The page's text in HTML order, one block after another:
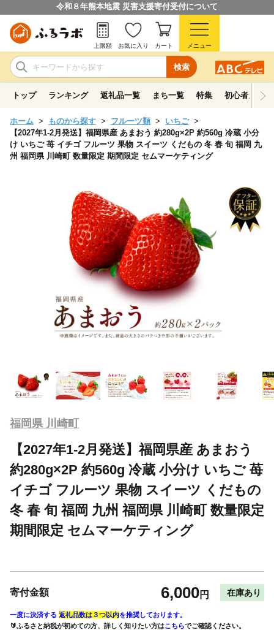
令和８年熊本地震 災害支援寄付受付について
検索
上限額 お気に入り カート メニュー
トップ ランキング 返礼品一覧 まち一覧 特集 初心者ガイド
ホーム ものから探す フルーツ類
いちご
【2027年1-2月発送】福岡県産 あまおう 約280g×2P 約560g 冷蔵 小分
け いちご 苺 イチゴ フルーツ 果物 スイーツ くだもの 冬 春 旬 福岡 九
州 福岡県 川崎町 数量限定 期間限定 セムマーケティング
福岡県 川崎町
【2027年1-2月発送】福岡県産 あまおう
約280g×2P 約560g 冷蔵 小分け いちご 苺
イチゴ フルーツ 果物 スイーツ くだもの
冬 春 旬 福岡 九州 福岡県 川崎町 数量限定
期間限定 セムマーケティング
寄付金額 6,000円 在庫あり
一度に決済する 返礼品数は３つ以内を推奨しております。
🔰ふるさと納税が初めての方、詳しく知りたい方はこちらでご確認ください。